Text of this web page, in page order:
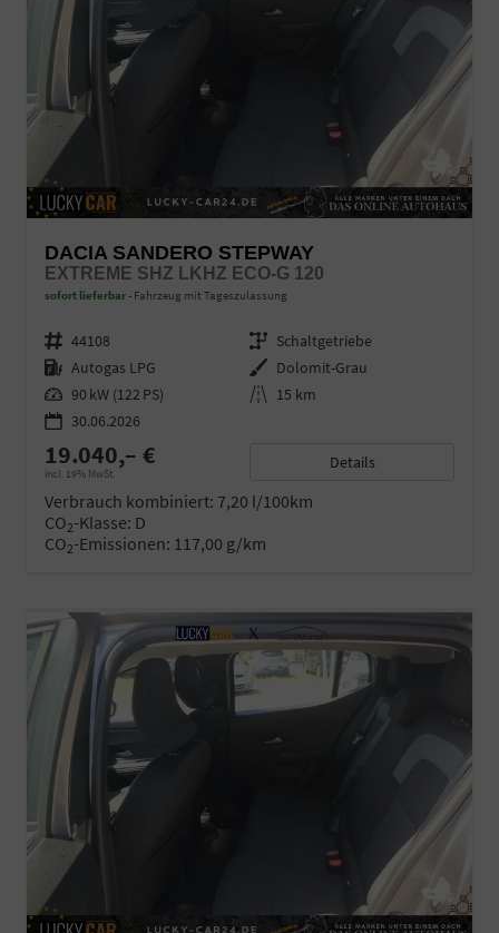
DACIA SANDERO STEPWAY
EXTREME SHZ LKHZ ECO-G 120
sofort lieferbar Fahrzeug mit Tageszulassung
Fahrzeugnr. 44108 Getriebe Schaltgetriebe
Kraftstoff Autogas LPG Außenfarbe Dolomit-Grau
Leistung 90 kW (122 PS) Kilometerstand 15 km
30.06.2026
19.040,– €
incl. 19% MwSt.
Details
Verbrauch kombiniert: 7,20 l/100km
CO2-Klasse: D
CO2-Emissionen: 117,00 g/km